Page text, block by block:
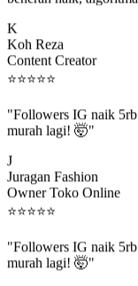
Koh Reza
Content Creator
⭐⭐⭐⭐⭐
murah lagi! 🤯"
Juragan Fashion
Owner Toko Online
⭐⭐⭐⭐⭐
murah lagi! 🤯"